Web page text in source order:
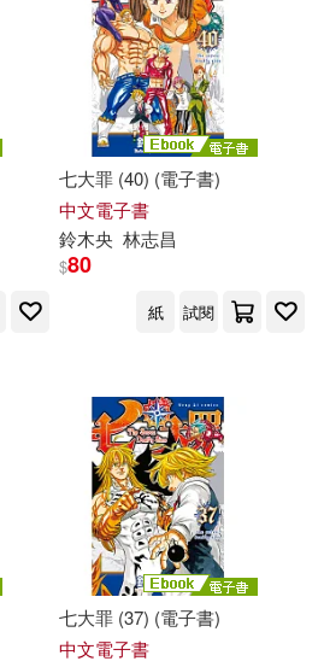
七大罪 (40) (電子書)
中文電子書
鈴木央 林志昌
$80
紙 試閱
七大罪 (37) (電子書)
中文電子書